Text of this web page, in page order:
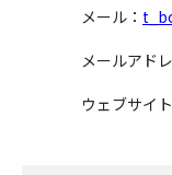
メール：
メールアド
ウェブサイト